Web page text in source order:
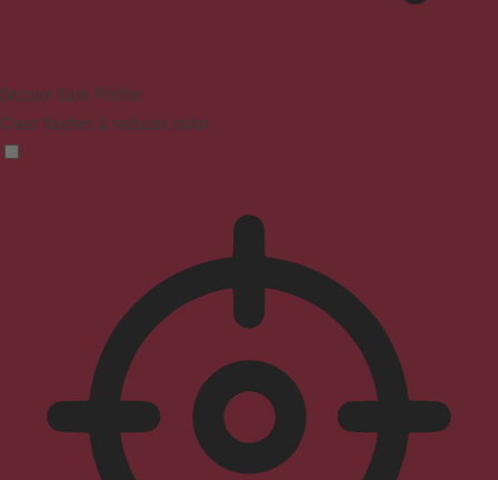
Seizure Safe Profile
Clear flashes & reduces color